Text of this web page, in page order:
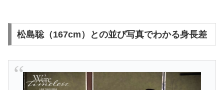
松島聡（167cm）との並び写真でわかる身長差